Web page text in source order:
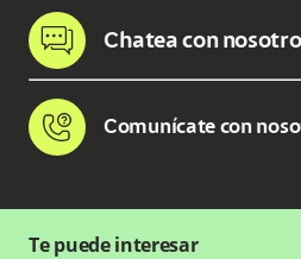
Chatea con
Comunícate con
Te puede interesar